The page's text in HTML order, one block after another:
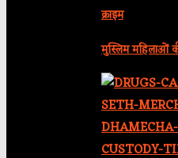
क्राइम
मुस्लिम महिलाओं